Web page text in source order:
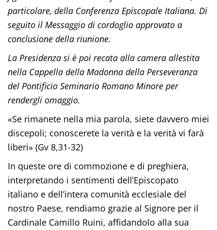
particolare, della Conferenza Episcopale Italiana. Di
seguito il Messaggio di cordoglio approvato a
conclusione della riunione.
La Presidenza si è poi recata alla camera allestita
nella Cappella della Madonna della Perseveranza
del Pontificio Seminario Romano Minore per
rendergli omaggio.
«Se rimanete nella mia parola, siete davvero miei
discepoli; conoscerete la verità e la verità vi farà
liberi» (Gv 8,31-32)
In queste ore di commozione e di preghiera,
interpretando i sentimenti dell’Episcopato
italiano e dell’intera comunità ecclesiale del
nostro Paese, rendiamo grazie al Signore per il
Cardinale Camillo Ruini, affidandolo alla sua